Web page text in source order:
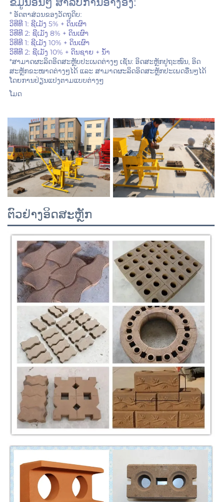
* ອັດຕາສ່ວນຂອງວັດຖຸດິບ:
ວິທີທີ 1: ຊີເມັງ 5% + ດິນເຜົາ
ວິທີທີ 2: ຊີເມັງ 8% + ດິນເຜົາ
ວິທີທີ 1: ຊີເມັງ 10% + ດິນເຜົາ
ວິທີທີ 2: ຊີເມັງ 10% + ດິນຊາຍ + ນ້ຳ
*ສາມາດຜະລິດອິດສະຫຼັບປະເພດຕ່າງໆ ເຊັ່ນ: ອິດສະຫຼັກປູຖະໜົນ, ອິດ
ສະຫຼັກຂະໜາດຕ່າງໆໄດ້ ແລະ ສາມາດຜະລິດອິດສະຫຼັກປະເພດອື່ນໆໄດ້
ໂດຍການປ່ຽນແປງຕາມແບບຕ່າງໆ
ໂມດ
ຕົວຢ່າງອິດສະຫຼັກ